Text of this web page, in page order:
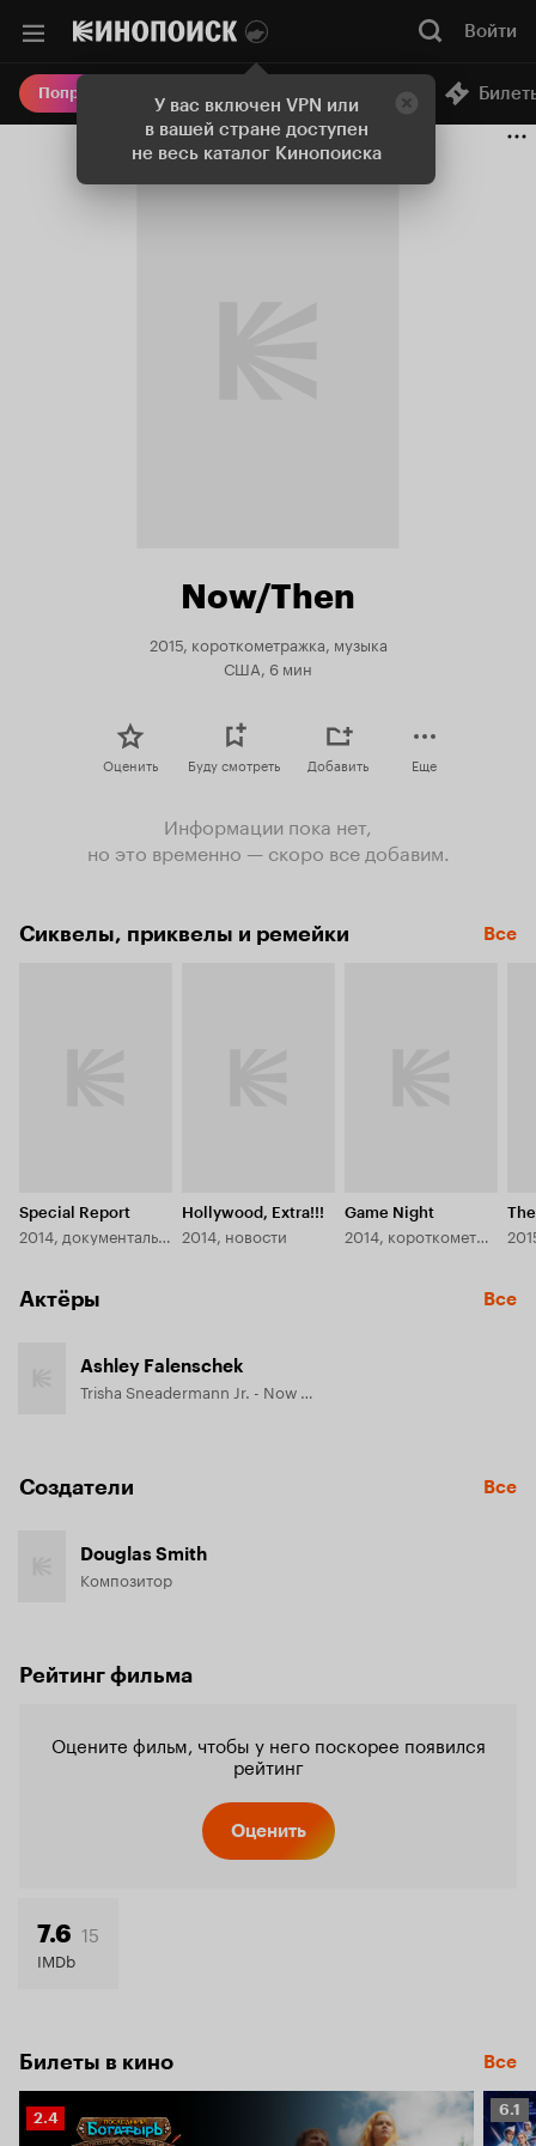
У вас включен VPN или
в вашей стране доступен
не весь каталог Кинопоиска
Войти
Попробовать Плюс Онлайн-кинотеатр
Now/Then
2015, короткометражка, музыка
США, 6 мин
Оценить Буду смотреть Добавить Еще
Информации пока нет,
но это временно — скоро все добавим.
Сиквелы, приквелы и ремейки Все
Special Report
2014, документальный
Hollywood, Extra!!!
2014, новости
Game Night
2014, короткометражка
Актёры Все
Ashley Falenschek
Trisha Sneadermann Jr. - Now / Trisha Sneadermann Sr. - Then (в титрах: Amanda Martinez)
Создатели Все
Douglas Smith
Композитор
Рейтинг фильма
Оцените фильм, чтобы у него поскорее появился
рейтинг
Оценить
7.6 15
IMDb
Билеты в кино Все
Рейтинг
Кинопоиска
2.4 6.1